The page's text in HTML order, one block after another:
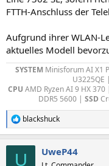
FTTH-Anschluss der
Aufgrund ihrer WLAN-
aktuelles Modell
SYSTEM Minisforum AI X1
U3225QE |
CPU AMD Ryzen AI 9 HX 370 |
DDR5 5600 | SSD
R
e
blackshuck
U UweP44